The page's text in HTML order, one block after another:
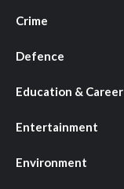
Crime
Defence
Education & Career
Entertainment
Environment